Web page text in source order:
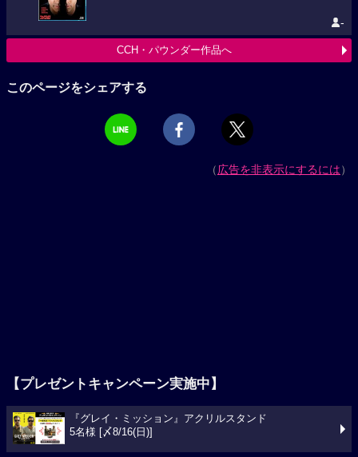
-
CCH・パウンダー作品へ
このページをシェアする
（広告を非表示にするには）
【プレゼントキャンペーン実施中】
『グレイ・ミッション』アクリルスタンド
5名様 [〆8/16(日)]